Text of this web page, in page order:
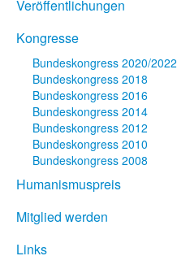
Veröffentlichungen
Kongresse
Bundeskongress 2020/2022
Bundeskongress 2018
Bundeskongress 2016
Bundeskongress 2014
Bundeskongress 2012
Bundeskongress 2010
Bundeskongress 2008
Humanismuspreis
Mitglied werden
Links